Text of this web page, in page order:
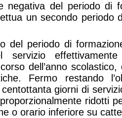
negativa del periodo di
un secondo periodo
del periodo di
servizio
dell’anno
Fermo restando
giorni di
ridotti
o orario inferiore su